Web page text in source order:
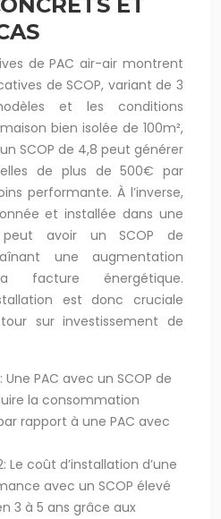
de PAC air-air montrent
de SCOP, variant de 3
et les conditions
bien isolée de 100m²,
SCOP de 4,8 peut générer
de plus de 500€ par
performante. À l’inverse,
et installée dans une
avoir un SCOP de
une augmentation
facture énergétique.
est donc cruciale
sur investissement de
PAC avec un SCOP de
la consommation
rapport à une PAC avec
Le coût d’installation d’une
avec un SCOP élevé
3 à 5 ans grâce aux